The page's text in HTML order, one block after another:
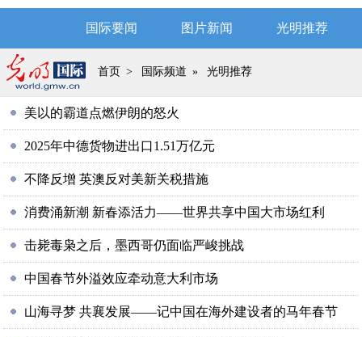
国际要闻 图片新闻 光明推荐
首页 > 国际频道 » 光明推荐
美以的霸道点燃伊朗的怒火
2025年中德货物进出口1.51万亿元
不降反增 英澳反对美新关税措施
消费涌新潮 新春添活力——世界共享中国大市场红利
击毙毒枭之后，墨西哥仍面临严峻挑战
中国春节外溢效应牵动意大利市场
山海寻梦 共襄发展——记中国在海外建设者的马年春节